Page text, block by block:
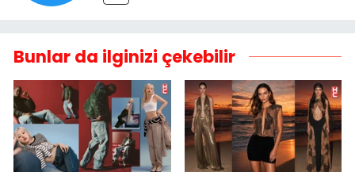
Bunlar da ilginizi çekebilir